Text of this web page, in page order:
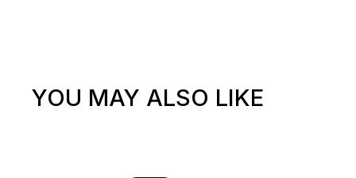
YOU MAY ALSO LIKE